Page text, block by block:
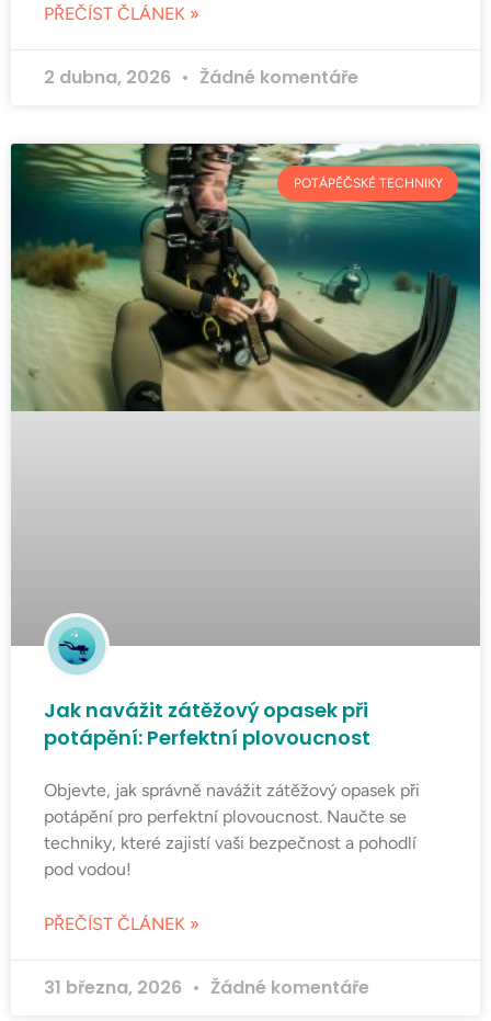
PŘEČÍST ČLÁNEK »
2 dubna, 2026 Žádné komentáře
POTÁPĚČSKÉ TECHNIKY
Jak navážit zátěžový opasek při
potápění: Perfektní plovoucnost
Objevte, jak správně navážit zátěžový opasek při
potápění pro perfektní plovoucnost. Naučte se
techniky, které zajistí vaši bezpečnost a pohodlí
pod vodou!
PŘEČÍST ČLÁNEK »
31 března, 2026 Žádné komentáře